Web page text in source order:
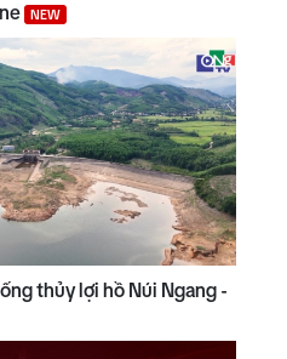
NEW
thủy lợi hồ Núi Ngang -